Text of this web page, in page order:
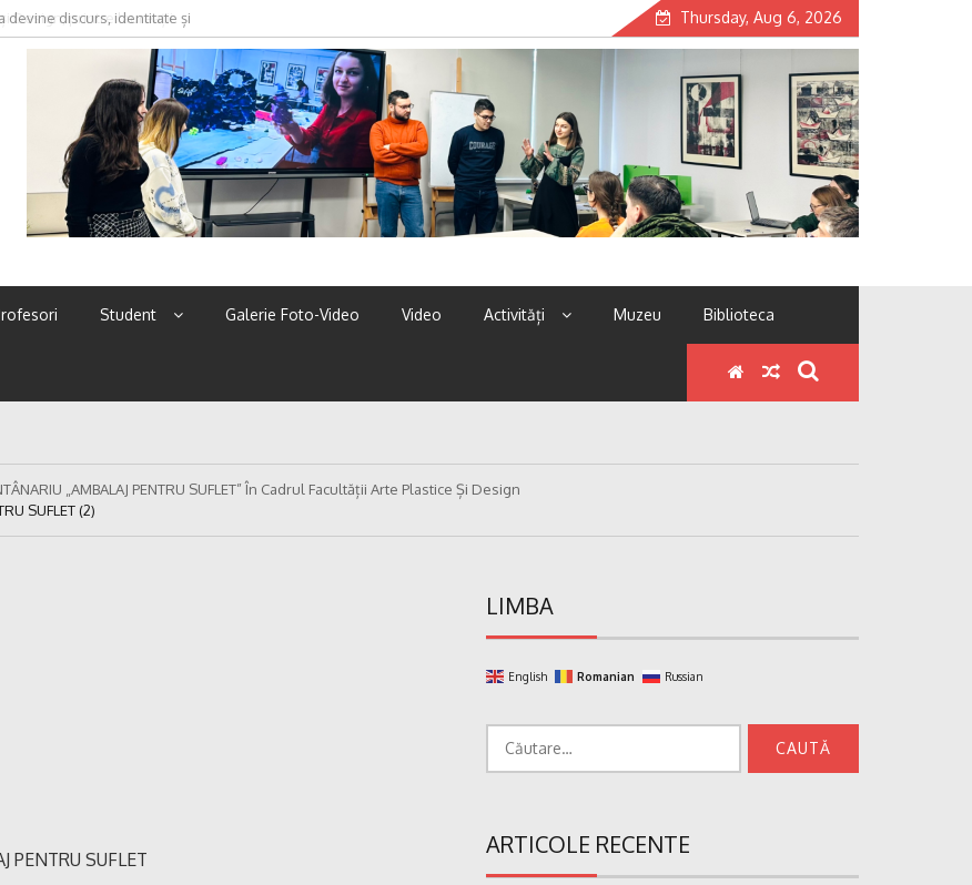
devine discurs, identitate și
Thursday, Aug 6, 2026
Student Galerie Foto-Video Video Activități Muzeu Biblioteca
„AMBALAJ PENTRU SUFLET” În Cadrul Facultății Arte Plastice Și Design
SUFLET (2)
SUFLET
LIMBA
English Romanian Russian
ARTICOLE RECENTE